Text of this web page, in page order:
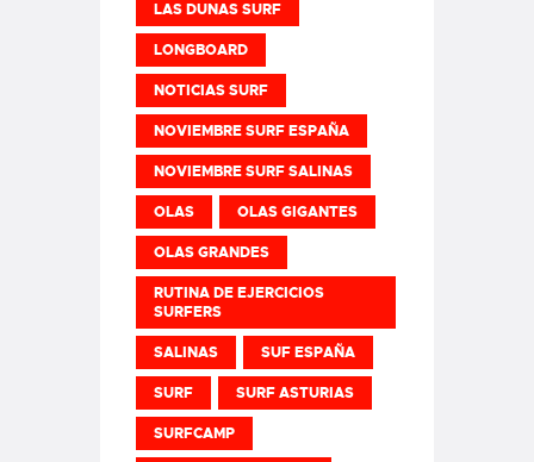
LAS DUNAS SURF
LONGBOARD
NOTICIAS SURF
NOVIEMBRE SURF ESPAÑA
NOVIEMBRE SURF SALINAS
OLAS OLAS GIGANTES
OLAS GRANDES
RUTINA DE EJERCICIOS
SURFERS
SALINAS SUF ESPAÑA
SURF SURF ASTURIAS
SURFCAMP